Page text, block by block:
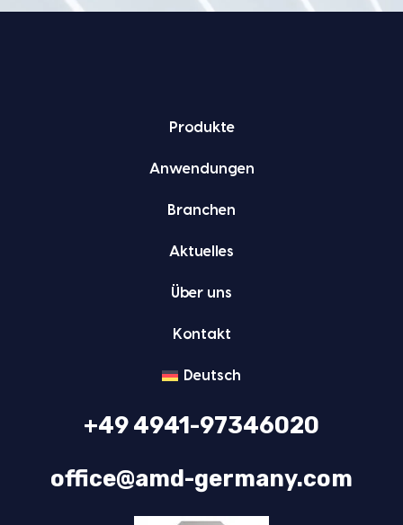
Pro­duk­te
Anwen­dun­gen
Bran­chen
Aktu­el­les
Über uns
Kon­takt
Deutsch
+49 4941-97346020
office@amd-germany.com